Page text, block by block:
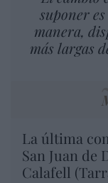
suponer
manera,
más largas
La última
San Juan de
Calafell